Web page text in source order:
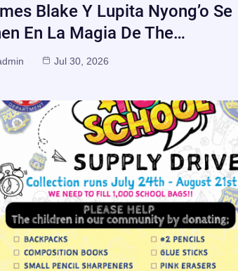
Blake Y Lupita Nyong’o Se
En La Magia De The…
Jul 30, 2026